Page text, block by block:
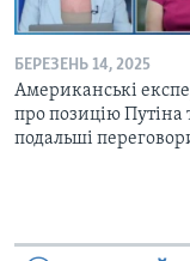
БЕРЕЗЕНЬ 14, 2025
Американські
про позицію Путіна
подальші